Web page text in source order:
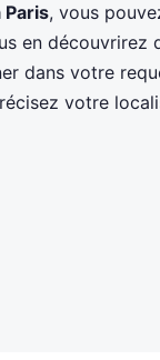
Paris, vous
en découvrirez
dans votre
votre